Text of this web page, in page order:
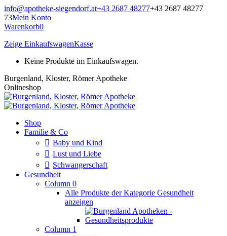
Zum
Inhalt
springen
info@apotheke-siegendorf.at+43 2687 48277+43 2687 48277
73Mein Konto
Warenkorb0
Zeige EinkaufswagenKasse
Keine Produkte im Einkaufswagen.
Burgenland, Kloster, Römer Apotheke
Onlineshop
Shop
Familie & Co
Baby und Kind
Lust und Liebe
Schwangerschaft
Gesundheit
Column 0
Alle Produkte der Kategorie Gesundheit
anzeigen
Column 1